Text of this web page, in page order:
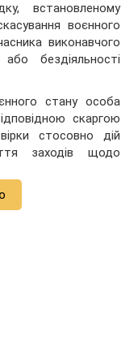
встановленому
воєнного
виконавчого
бездіяльності
стану особа
скаргою
стосовно дій
заходів щодо